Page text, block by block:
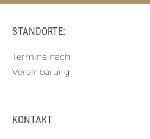
STANDORTE:
Termine nach
Vereinbarung
KONTAKT